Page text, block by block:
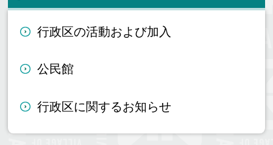
行政区の活動および加入
公民館
行政区に関するお知らせ